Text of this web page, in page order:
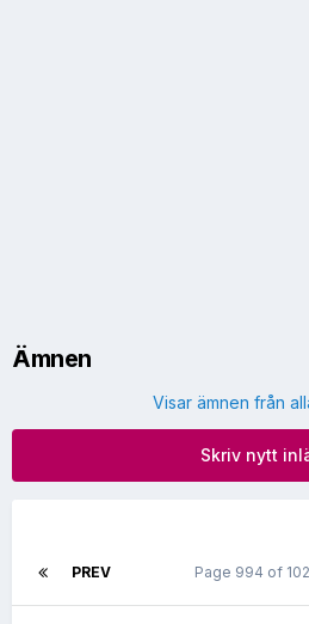
Ämnen
Visar ämnen från
Skriv nytt
PREV Page 994 of